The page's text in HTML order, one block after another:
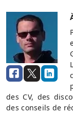
des CV, des
des conseils de